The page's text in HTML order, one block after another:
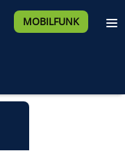
MOBILFUNK